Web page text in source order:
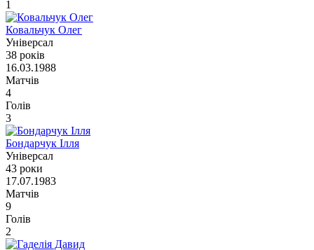
1
Ковальчук Олег
Універсал
38 років
16.03.1988
Матчів
4
Голів
3
Бондарчук Ілля
Універсал
43 роки
17.07.1983
Матчів
9
Голів
2